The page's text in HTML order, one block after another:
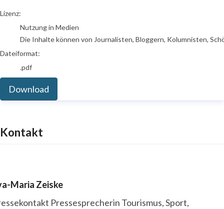
go to media item
Lizenz:
Nutzung in Medien
Die Inhalte können von Journalisten, Bloggern, Kolumnisten,
Dateiformat:
.pdf
Download
Kontakt
Maria Zeiske
Pressesprecherin Tourismus, Sport,